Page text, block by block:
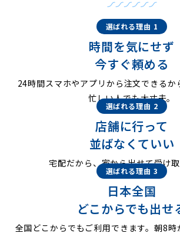
選ばれる理由 1
時間を気にせず
今すぐ頼める
24時間スマホやアプリから注文できるか
忙しい人でも大丈夫。
選ばれる理由 2
店舗に行って
並ばなくていい
宅配だから、家から出せて受け取
選ばれる理由 3
日本全国
どこからでも出せ
全国どこからでもご利用できます。朝8